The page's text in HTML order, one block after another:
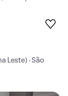
Leste) · São